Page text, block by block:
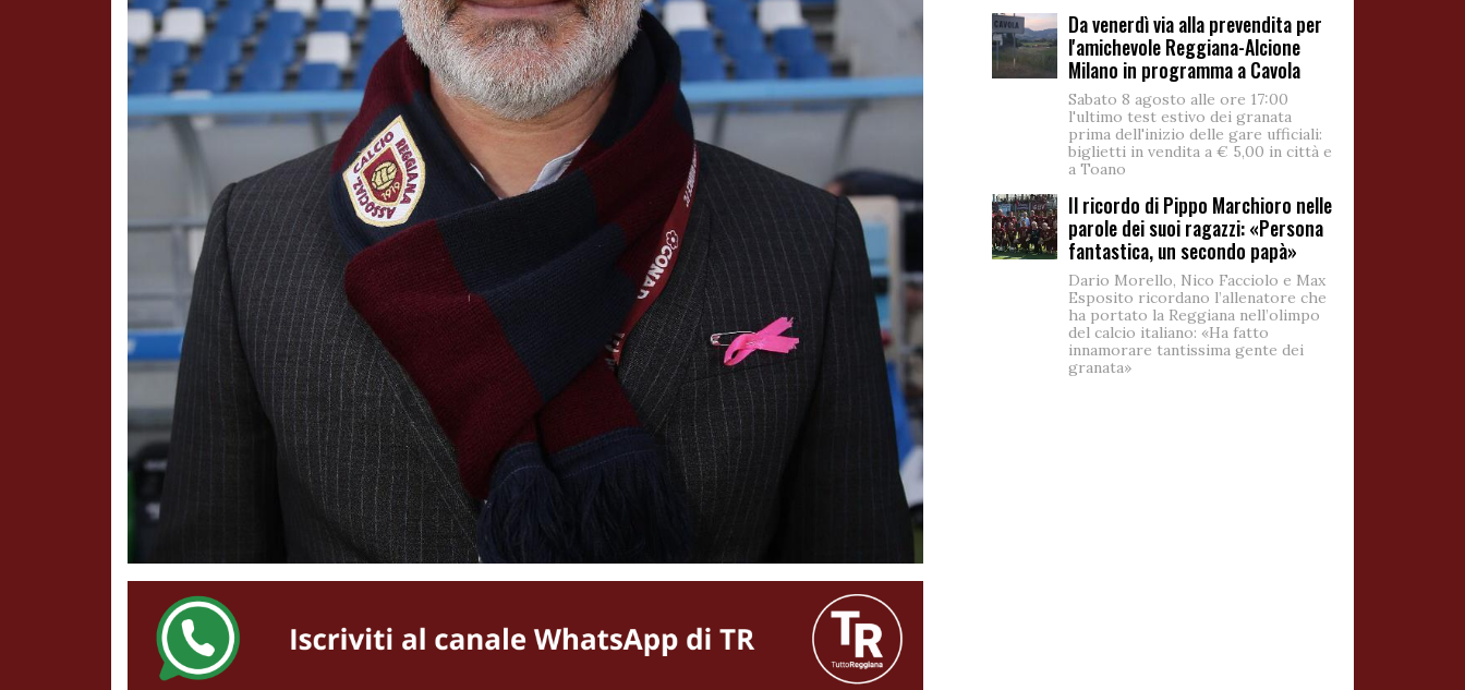
Da venerdì via alla prevendita per
l'amichevole Reggiana-Alcione
Milano in programma a Cavola
Sabato 8 agosto alle ore 17:00
l'ultimo test estivo dei granata
prima dell'inizio delle gare ufficiali:
biglietti in vendita a € 5,00 in città e
a Toano
Il ricordo di Pippo Marchioro nelle
parole dei suoi ragazzi: «Persona
fantastica, un secondo papà»
Dario Morello, Nico Facciolo e Max
Esposito ricordano l’allenatore che
ha portato la Reggiana nell’olimpo
del calcio italiano: «Ha fatto
innamorare tantissima gente dei
granata»